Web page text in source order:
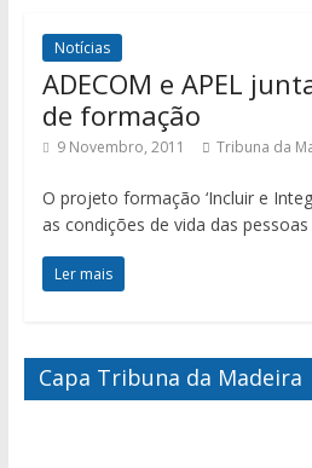
Notícias
ADECOM e APEL
de formação
9 Novembro, 2011 Tribuna da
O projeto formação ‘Incluir e
as condições de vida das
Ler mais
Capa Tribuna da Madeira